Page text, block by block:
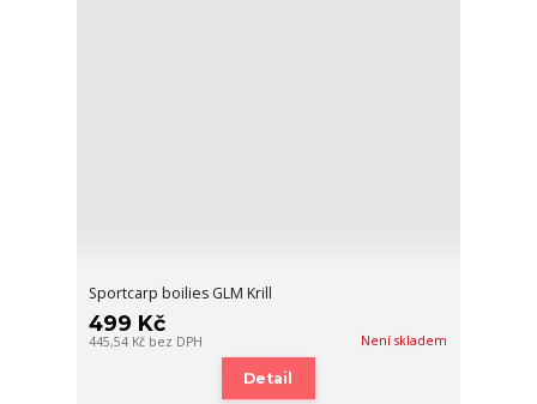
Sportcarp boilies GLM Krill
499 Kč
445,54 Kč bez DPH Není skladem
Detail